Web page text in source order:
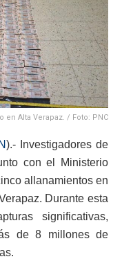
en Alta Verapaz. / Foto: PNC
).- Investigadores de
con el Ministerio
allanamientos en
Durante esta
significativas,
de 8 millones de